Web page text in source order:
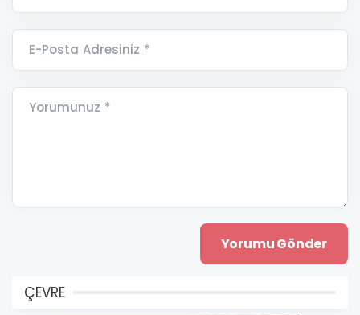
E-Posta Adresiniz *
Yorumunuz *
ÇEVRE